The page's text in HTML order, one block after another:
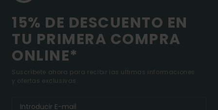
15% DE DESCUENTO EN
TU PRIMERA COMPRA
ONLINE*
Suscríbete ahora para recibir las ultimas informaciones
y ofertas exclusivas.